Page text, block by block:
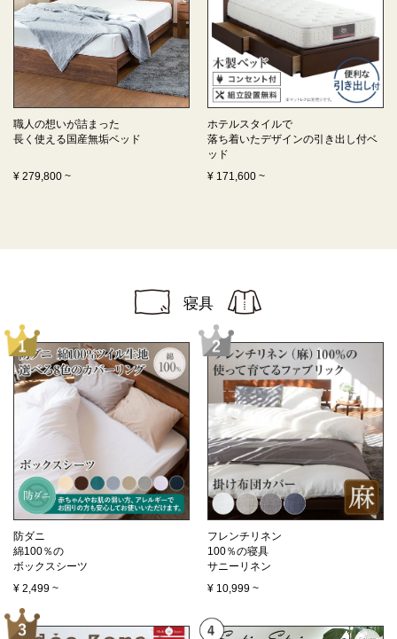
職人の想いが詰まった
長く使える国産無垢ベッド
¥ 279,800 ~
ホテルスタイルで
落ち着いたデザインの引き出し付ベ
ッド
¥ 171,600 ~
寝具
防ダニ
綿100％の
ボックスシーツ
¥ 2,499 ~
フレンチリネン
100％の寝具
サニーリネン
¥ 10,999 ~